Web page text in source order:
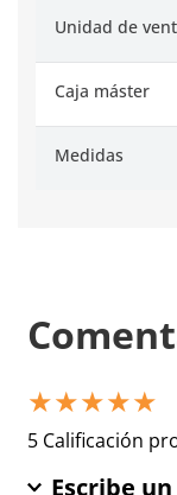
Unidad de
Caja máster
Medidas
★★★★★
5 Calificación
Escribe